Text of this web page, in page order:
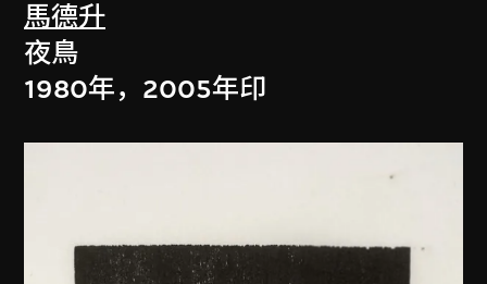
馬德升
夜鳥
1980年，2005年印